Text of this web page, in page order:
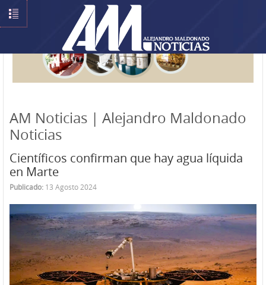
AM Noticias | Alejandro Maldonado
Noticias
Científicos confirman que hay agua líquida
en Marte
Publicado: 13 Agosto 2024